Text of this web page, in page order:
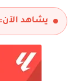
يشاهد الآن: